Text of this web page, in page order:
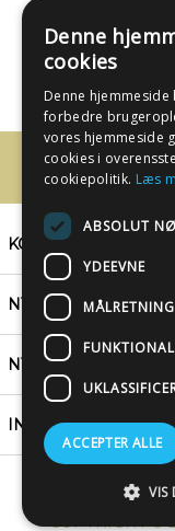
Har du
KONTAKT
NYHEDSBREV
NYTTIGE LINKS
INSPIRATION
COPYRIGHT ©
Denne
cookies
Denne
forbedre
vores hjemmeside
cookies i
cookiepolitik. Læs
ABSOLUT
YDEEVNE
MÅLRETNING
ACCEPTER ALLE
VIS